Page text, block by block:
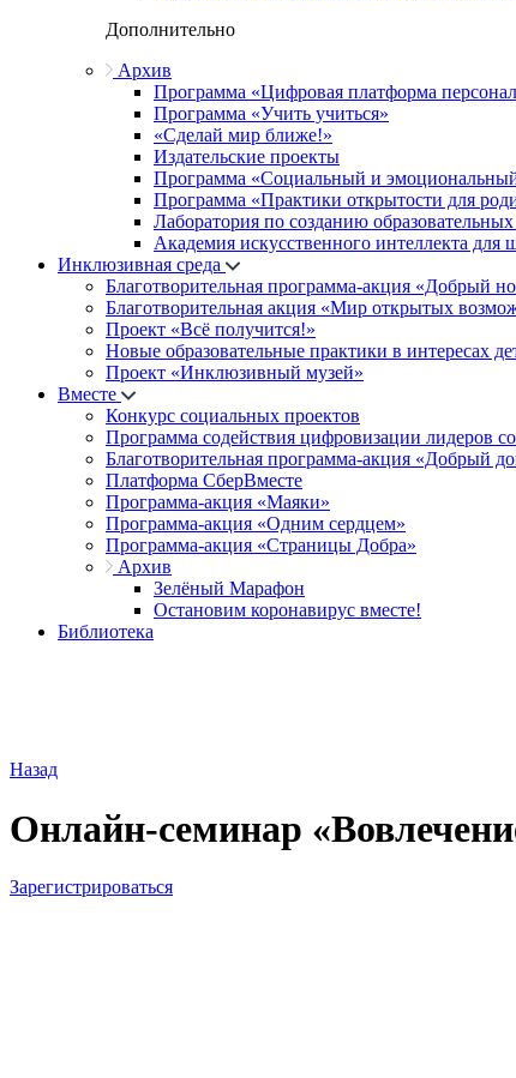
Дополнительно
Архив
Программа «Цифровая платформа
Программа «Учить учиться»
«Сделай мир ближе!»
Издательские проекты
Программа «Социальный и
Программа «Практики открытости для
Лаборатория по созданию
Академия искусственного интеллекта для
Инклюзивная среда
Благотворительная программа-акция «Добрый
Благотворительная акция «Мир открытых
Проект «Всё получится!»
Новые образовательные практики в интересах
Проект «Инклюзивный музей»
Вместе
Конкурс социальных проектов
Программа содействия цифровизации лидеров
Благотворительная программа-акция «Добрый
Платформа СберВместе
Программа-акция «Маяки»
Программа-акция «Одним сердцем»
Программа-акция «Страницы Добра»
Архив
Зелёный Марафон
Остановим коронавирус вместе!
Библиотека
Назад
Онлайн-семинар
Зарегистрироваться